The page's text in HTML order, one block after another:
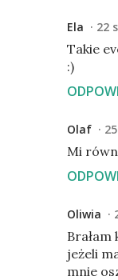
Ela 22
Takie
:)
Olaf
Mi
Oliwia
Brałam
jeżeli
mnie